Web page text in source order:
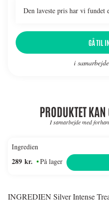
Den laveste pris har vi fundet
GÅ TIL
i
PRODUKTET
I samarbejde med
Ingredien
På lager
289 kr.
INGREDIEN Silver Intense